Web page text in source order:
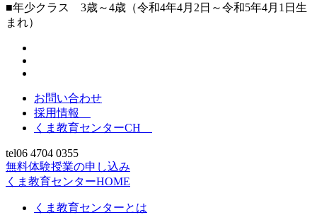
■年少クラス 3歳～4歳（令和4年4月2日～令和5年4月1日生
まれ）
お問い合わせ
採用情報
くま教育センターCH
tel06 4704 0355
無料体験授業の申し込み
くま教育センターHOME
くま教育センターとは